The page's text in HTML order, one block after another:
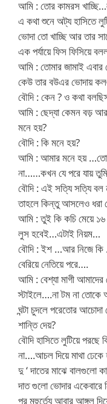
আমি : তোর কামরস
এ কথা শুনে অট্য হাসিতে
ভোদা তো খাচ্ছি আর তার
এক পর্যায়ে ফিস ফিসিয়ে
আমি : তোমার জামাই এবার
কেউ তার বউএর ভোদায়
বৌদি : কেন ? ও কথা
আমি : ছেদ্যা কেমন বড়
মনে হয়?
বৌদি : কি মনে হয়?
আমি : আমার মনে হয়
না……কখন যে পরে যায়
বৌদি : এই সত্যি সত্যি বল
তাহলে কিন্তু আসলেও ধরা
আমি : তুই কি কচি মেয়ে
লুস হবেই…এটাই নিয়ম…
বৌদি : ইশ …আর নিজে কি
বেরিয়ে নেতিয়ে পরে….
আমি : বেশ্যা মাগী
স্টাইলে….না টম না তোকে
ঘন্টা চুদলে পরেতোর
শান্তি দেয়?
বৌদি হাসিতে লুটিয়ে
না….আচল দিয়ে মাথা
দু ‘ দাতের মাঝে বালগুলো
দাত গুলো ভোদার একেবারে
পর মুহুর্ত্যে আবার আঙ্গুল